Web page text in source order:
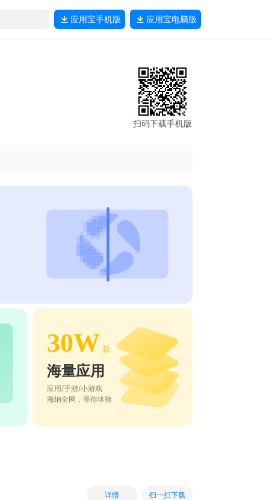
应用宝手机版 应用宝电脑版
扫码下载手机版
30W 款
海量应用
应用/手游/小游戏
海纳全网，等你体验
详情 扫一扫下载